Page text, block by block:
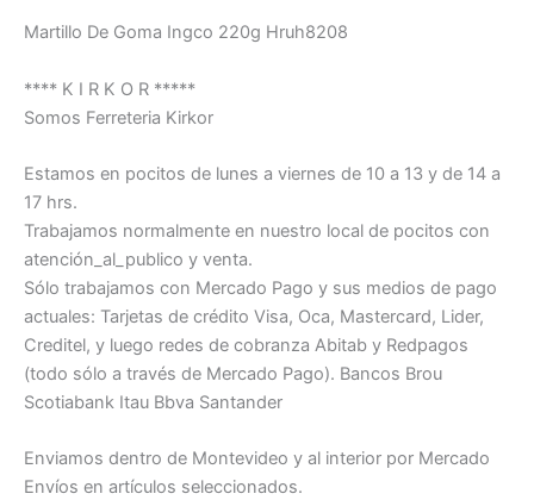
Martillo De Goma Ingco 220g Hruh8208
**** K I R K O R *****
Somos Ferreteria Kirkor
Estamos en pocitos de lunes a viernes de 10 a 13 y de 14 a
17 hrs.
Trabajamos normalmente en nuestro local de pocitos con
atención_al_publico y venta.
Sólo trabajamos con Mercado Pago y sus medios de pago
actuales: Tarjetas de crédito Visa, Oca, Mastercard, Lider,
Creditel, y luego redes de cobranza Abitab y Redpagos
(todo sólo a través de Mercado Pago). Bancos Brou
Scotiabank Itau Bbva Santander
Enviamos dentro de Montevideo y al interior por Mercado
Envíos en artículos seleccionados.